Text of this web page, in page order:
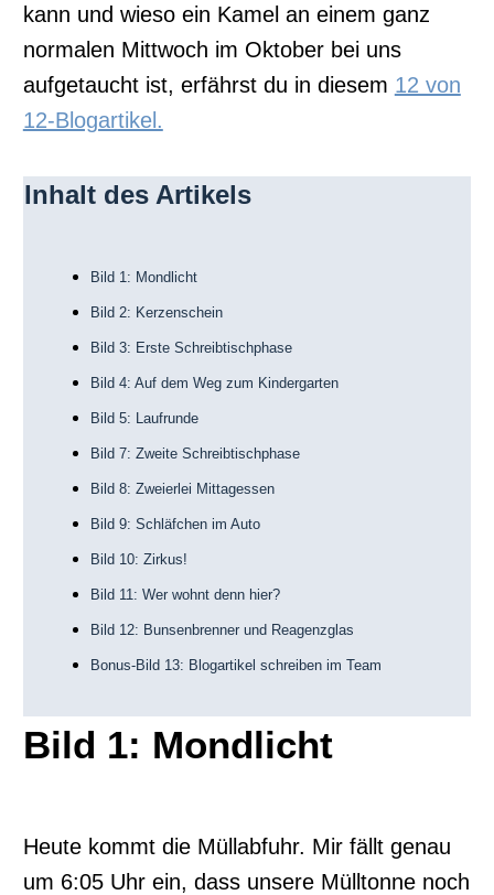
kann und wieso ein Kamel an einem ganz
normalen Mittwoch im Oktober bei uns
aufgetaucht ist, erfährst du in diesem 12 von
12-Blogartikel.
Inhalt des Artikels
Bild 1: Mondlicht
Bild 2: Kerzenschein
Bild 3: Erste Schreibtischphase
Bild 4: Auf dem Weg zum Kindergarten
Bild 5: Laufrunde
Bild 7: Zweite Schreibtischphase
Bild 8: Zweierlei Mittagessen
Bild 9: Schläfchen im Auto
Bild 10: Zirkus!
Bild 11: Wer wohnt denn hier?
Bild 12: Bunsenbrenner und Reagenzglas
Bonus-Bild 13: Blogartikel schreiben im Team
Bild 1: Mondlicht
Heute kommt die Müllabfuhr. Mir fällt genau
um 6:05 Uhr ein, dass unsere Mülltonne noch